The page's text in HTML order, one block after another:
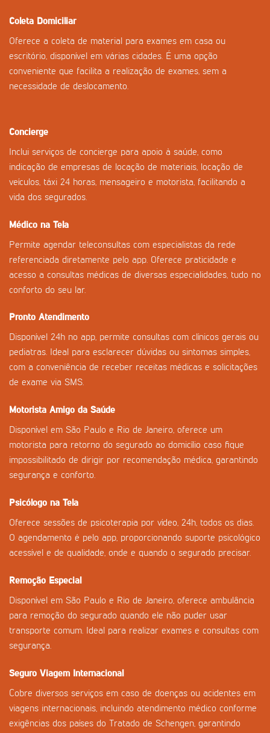
Coleta Domiciliar
Oferece a coleta de material para exames em casa ou
escritório, disponível em várias cidades. É uma opção
conveniente que facilita a realização de exames, sem a
necessidade de deslocamento.
Concierge
Inclui serviços de concierge para apoio à saúde, como
indicação de empresas de locação de materiais, locação de
veículos, táxi 24 horas, mensageiro e motorista, facilitando a
vida dos segurados.
Médico na Tela
Permite agendar teleconsultas com especialistas da rede
referenciada diretamente pelo app. Oferece praticidade e
acesso a consultas médicas de diversas especialidades, tudo no
conforto do seu lar.
Pronto Atendimento
Disponível 24h no app, permite consultas com clínicos gerais ou
pediatras. Ideal para esclarecer dúvidas ou sintomas simples,
com a conveniência de receber receitas médicas e solicitações
de exame via SMS.
Motorista Amigo da Saúde
Disponível em São Paulo e Rio de Janeiro, oferece um
motorista para retorno do segurado ao domicílio caso fique
impossibilitado de dirigir por recomendação médica, garantindo
segurança e conforto.
Psicólogo na Tela
Oferece sessões de psicoterapia por vídeo, 24h, todos os dias.
O agendamento é pelo app, proporcionando suporte psicológico
acessível e de qualidade, onde e quando o segurado precisar.
Remoção Especial
Disponível em São Paulo e Rio de Janeiro, oferece ambulância
para remoção do segurado quando ele não puder usar
transporte comum. Ideal para realizar exames e consultas com
segurança.
Seguro Viagem Internacional
Cobre diversos serviços em caso de doenças ou acidentes em
viagens internacionais, incluindo atendimento médico conforme
exigências dos países do Tratado de Schengen, garantindo